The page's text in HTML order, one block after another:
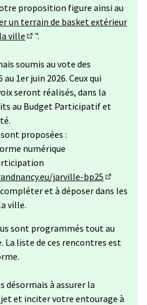
proposition figure ainsi au
un terrain de basket extérieur
ville
".
soumis au vote des
1er juin 2026. Ceux qui
seront réalisés, dans la
au Budget Participatif et
proposées :
numérique
jarville-bp25
(Lien
et à déposer dans les
ville.
sont programmés tout au
La liste de ces rencontres est
désormais à assurer la
et inciter votre entourage à